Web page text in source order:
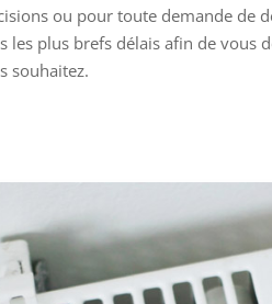
ou pour toute demande de
les plus brefs délais afin de vous
souhaitez.